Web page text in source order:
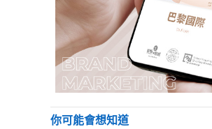
你可能會想知道